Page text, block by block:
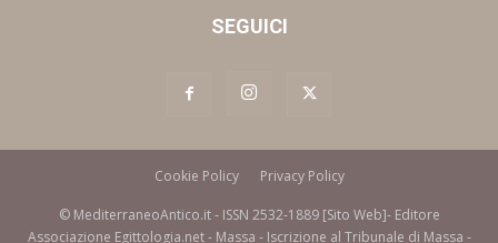
SEGUICI
Cookie Policy Privacy Policy
© MediterraneoAntico.it - ISSN 2532-1889 [Sito Web]- Editore
Associazione Egittologia.net - Massa - Iscrizione al Tribunale di Massa -